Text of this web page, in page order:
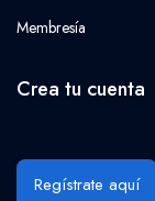
Membresía
Crea tu cuenta
Regístrate aquí